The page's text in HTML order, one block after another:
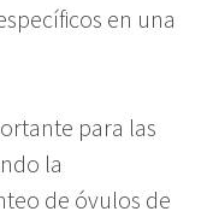
en una
para las
la
de óvulos de